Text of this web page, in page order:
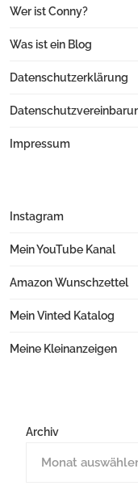
Wer ist Conny?
Was ist ein Blog
Datenschutzerklärung
Impressum
Instagram
Mein YouTube Kanal
Amazon Wunschzettel
Mein Vinted Katalog
Meine Kleinanzeigen
Archiv